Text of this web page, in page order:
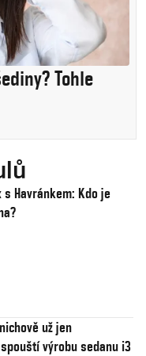
Tohle
Havránkem: Kdo je
už jen
výrobu sedanu i3